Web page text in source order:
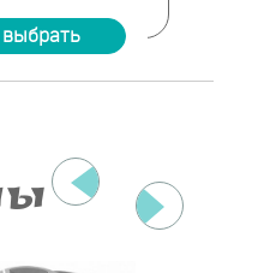
выбрать